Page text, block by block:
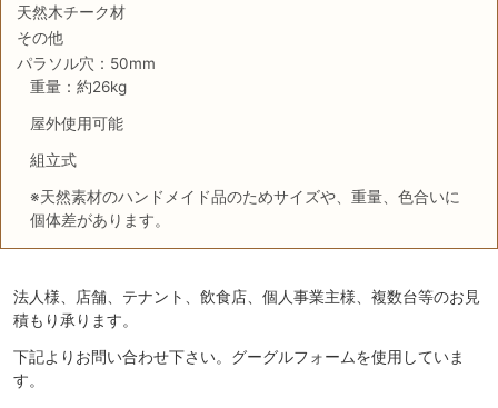
天然木チーク材
その他
パラソル穴：50mm
重量：約26kg
屋外使用可能
組立式
※天然素材のハンドメイド品のためサイズや、重量、色合いに
個体差があります。
法人様、店舗、テナント、飲食店、個人事業主様、複数台等のお見
積もり承ります。
下記よりお問い合わせ下さい。グーグルフォームを使用していま
す。